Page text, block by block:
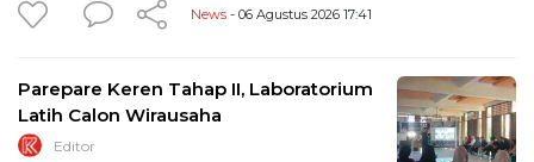
News - 06 Agustus 2026 17:41
Parepare Keren Tahap II, Laboratorium
Latih Calon Wirausaha
Editor